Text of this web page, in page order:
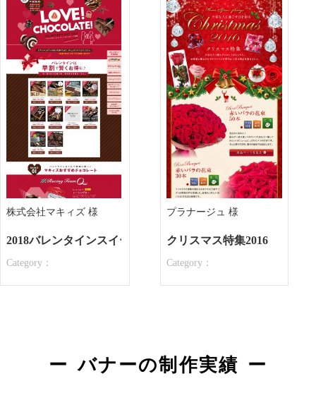
株式会社マキィズ 様
2018バレンタインスイーツ特集
Category：
プラナージュ 様
クリスマス特集2016
Category：
バナーの制作実績